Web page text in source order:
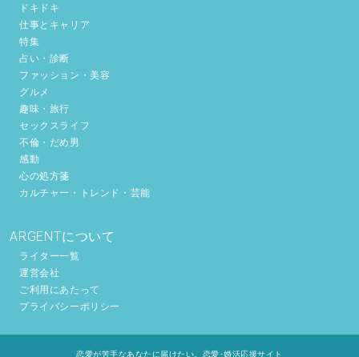
ドキドキ
仕事とキャリア
特集
占い・診断
ファッション・美容
グルメ
趣味・旅行
セックスライフ
不倫・だめ男
感動
心の処方箋
カルチャー・トレンド・芸能
ARGENTについて
ライター一覧
運営会社
ご利用にあたって
プライバシーポリシー
恋愛が苦手なあなたに届けたい。恋愛･婚活応援サイト